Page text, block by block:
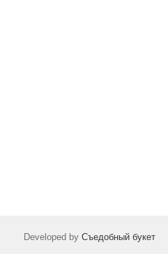
Developed byСъедобный букет